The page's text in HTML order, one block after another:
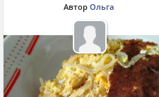
Автор Ольга